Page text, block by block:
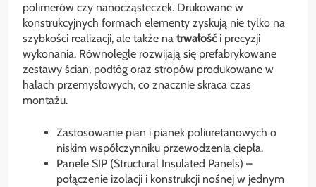
polimerów czy nanocząsteczek. Drukowane w
konstrukcyjnych formach elementy zyskują nie tylko na
szybkości realizacji, ale także na trwałośći precyzji
wykonania. Równolegle rozwijają się prefabrykowane
zestawy ścian, podłóg oraz stropów produkowane w
halach przemysłowych, co znacznie skraca czas
montażu.
Zastosowanie pian i pianek poliuretanowych o
niskim współczynniku przewodzenia ciepła.
Panele SIP (Structural Insulated Panels) –
połączenie izolacji i konstrukcji nośnej w jednym